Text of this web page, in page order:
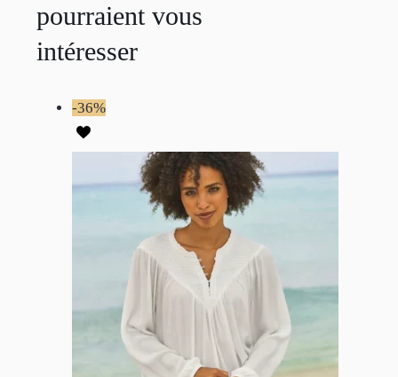
pourraient vous
intéresser
-36%